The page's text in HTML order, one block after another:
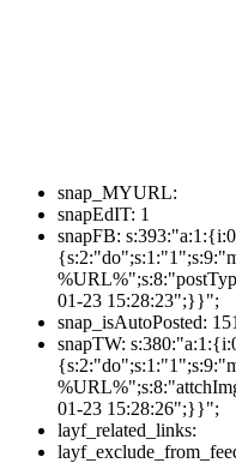
snap_MYURL:
snapEdIT: 1
snapFB:
01-23 15:28:23";}}";
snap_isAutoPosted:
snapTW:
01-23 15:28:26";}}";
layf_related_links: